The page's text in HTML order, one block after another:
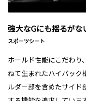
強大なGにも揺るがな
スポーツシート
ホールド性能にこだわり
ねて生まれたハイバック
ルダー部を含めたサイド